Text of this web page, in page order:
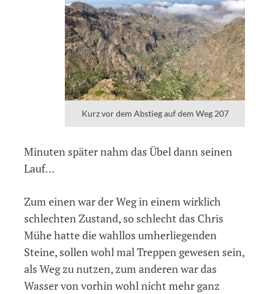
Kurz vor dem Abstieg auf dem Weg 207
Minuten später nahm das Übel dann seinen
Lauf…
Zum einen war der Weg in einem wirklich
schlechten Zustand, so schlecht das Chris
Mühe hatte die wahllos umherliegenden
Steine, sollen wohl mal Treppen gewesen sein,
als Weg zu nutzen, zum anderen war das
Wasser von vorhin wohl nicht mehr ganz